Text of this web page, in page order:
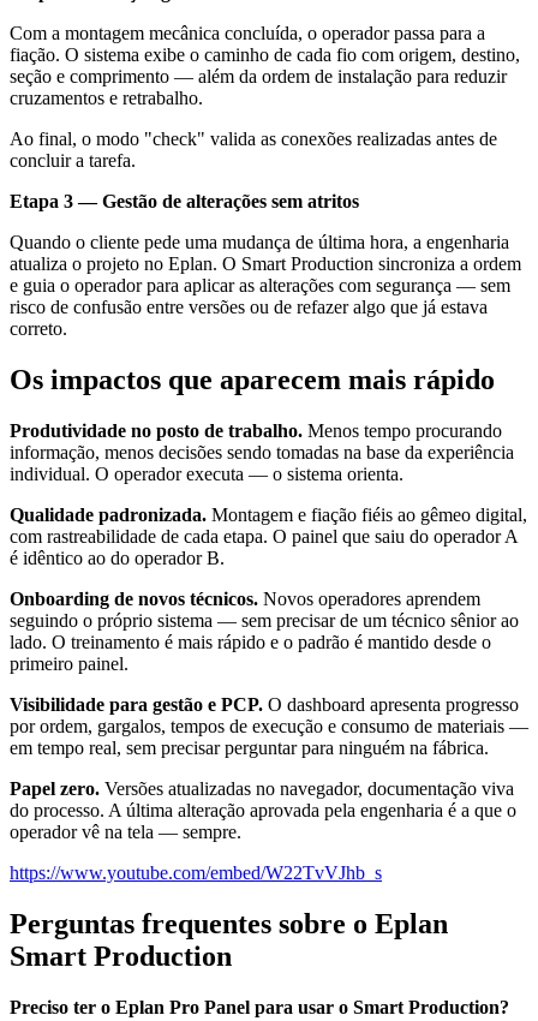
Com a montagem mecânica concluída, o operador passa para a
fiação. O sistema exibe o caminho de cada fio com origem, destino,
seção e comprimento — além da ordem de instalação para reduzir
cruzamentos e retrabalho.
Ao final, o modo "check" valida as conexões realizadas antes de
concluir a tarefa.
Etapa 3 — Gestão de alterações sem atritos
Quando o cliente pede uma mudança de última hora, a engenharia
atualiza o projeto no Eplan. O Smart Production sincroniza a ordem
e guia o operador para aplicar as alterações com segurança — sem
risco de confusão entre versões ou de refazer algo que já estava
correto.
Os impactos que aparecem mais rápido
Produtividade no posto de trabalho. Menos tempo procurando
informação, menos decisões sendo tomadas na base da experiência
individual. O operador executa — o sistema orienta.
Qualidade padronizada. Montagem e fiação fiéis ao gêmeo digital,
com rastreabilidade de cada etapa. O painel que saiu do operador A
é idêntico ao do operador B.
Onboarding de novos técnicos. Novos operadores aprendem
seguindo o próprio sistema — sem precisar de um técnico sênior ao
lado. O treinamento é mais rápido e o padrão é mantido desde o
primeiro painel.
Visibilidade para gestão e PCP. O dashboard apresenta progresso
por ordem, gargalos, tempos de execução e consumo de materiais —
em tempo real, sem precisar perguntar para ninguém na fábrica.
Papel zero. Versões atualizadas no navegador, documentação viva
do processo. A última alteração aprovada pela engenharia é a que o
operador vê na tela — sempre.
https://www.youtube.com/embed/W22TvVJhb_s
Perguntas frequentes sobre o Eplan
Smart Production
Preciso ter o Eplan Pro Panel para usar o Smart Production?